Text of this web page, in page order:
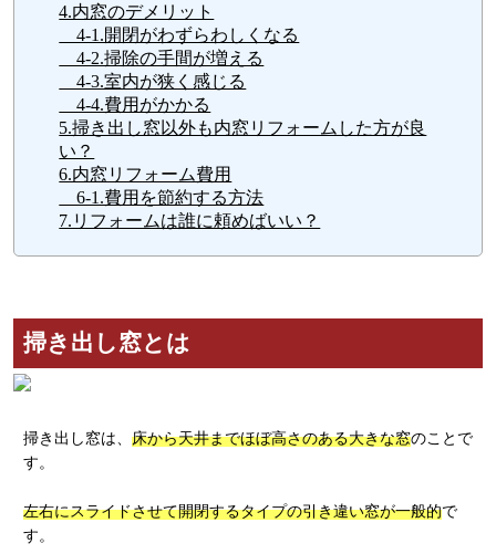
4.内窓のデメリット
4-1.開閉がわずらわしくなる
4-2.掃除の手間が増える
4-3.室内が狭く感じる
4-4.費用がかかる
5.掃き出し窓以外も内窓リフォームした方が良
い？
6.内窓リフォーム費用
6-1.費用を節約する方法
7.リフォームは誰に頼めばいい？
掃き出し窓とは
掃き出し窓は、 床から天井までほぼ高さのある大きな窓のことで
す。
左右にスライドさせて開閉するタイプの引き違い窓が一般的で
す。